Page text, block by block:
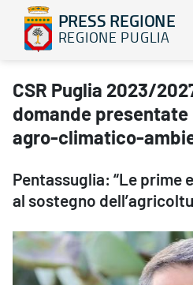
PRESS REGIONE
REGIONE PUGLIA
CSR Puglia 2023/2027: i dati delle
CSR Puglia 2023/
domande
agro-climatico-
Pentassuglia: “Le prime
al sostegno